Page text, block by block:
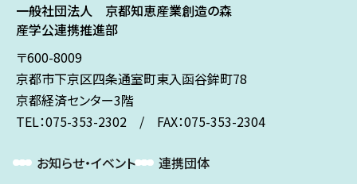
一般社団法人 京都知恵産業創造の森
産学公連携推進部
〒600-8009
京都市下京区四条通室町東入函谷鉾町78
京都経済センター3階
TEL：075-353-2302 / FAX：075-353-2304
お知らせ・イベント 連携団体